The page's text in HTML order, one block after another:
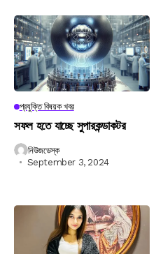
প্রযুক্তি বিষয়ক খবর
সফল হতে যাচ্ছে সুপারকন্ডাকটর
নিউজডেস্ক
September 3, 2024